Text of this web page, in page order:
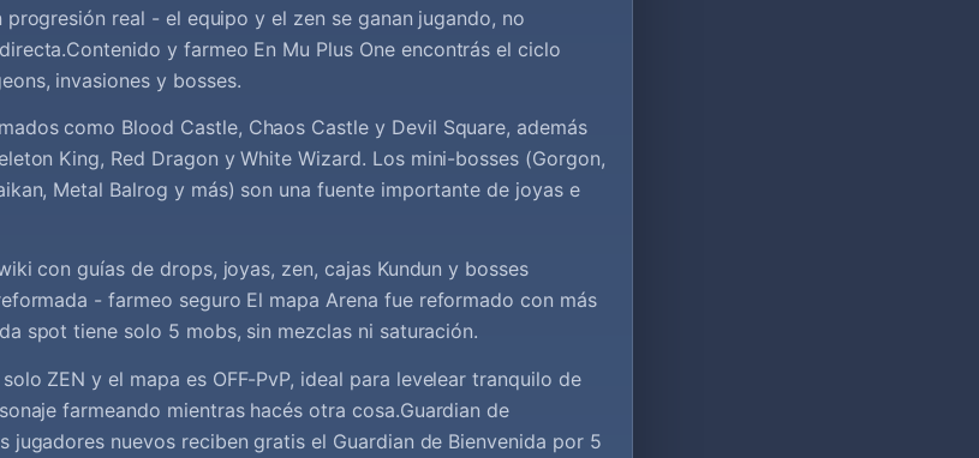
progresión real - el equipo y el zen se ganan jugando, no
y farmeo En Mu Plus One encontrás el ciclo
invasiones y bosses.
como Blood Castle, Chaos Castle y Devil Square, además
King, Red Dragon y White Wizard. Los mini-bosses (Gorgon,
Metal Balrog y más) son una fuente importante de joyas e
con guías de drops, joyas, zen, cajas Kundun y bosses
- farmeo seguro El mapa Arena fue reformado con más
spot tiene solo 5 mobs, sin mezclas ni saturación.
ZEN y el mapa es OFF-PvP, ideal para levelear tranquilo de
farmeando mientras hacés otra cosa.Guardian de
jugadores nuevos reciben gratis el Guardian de Bienvenida por 5